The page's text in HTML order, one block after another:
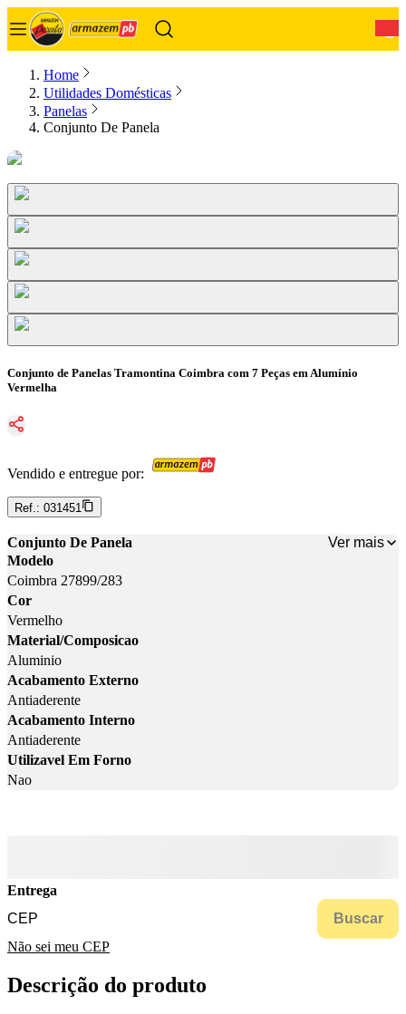
Home
Utilidades Domésticas
Panelas
Conjunto De Panela
Conjunto de Panelas Tramontina Coimbra com 7 Peças em Alumínio
Vermelha
Vendido e entregue por:
Ref.: 031451
Conjunto De Panela
Ver mais
Modelo
Coimbra 27899/283
Cor
Vermelho
Material/Composicao
Aluminio
Acabamento Externo
Antiaderente
Acabamento Interno
Antiaderente
Utilizavel Em Forno
Nao
Entrega
Buscar
Não sei meu CEP
Descrição do produto